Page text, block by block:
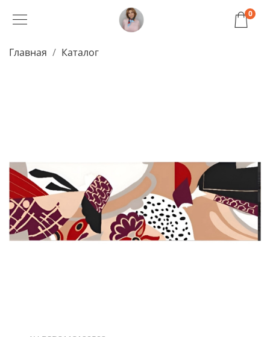
0
Главная Каталог